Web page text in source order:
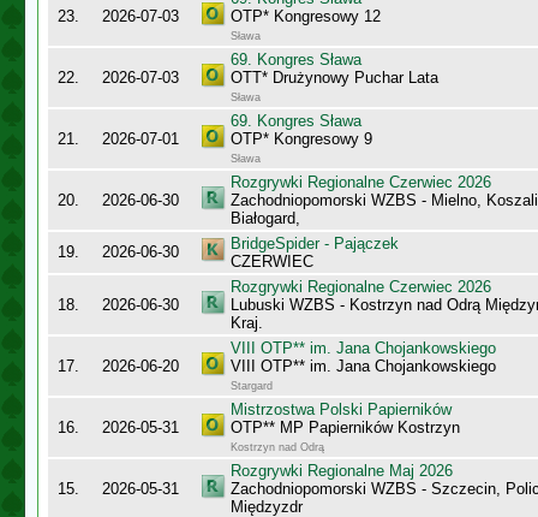
23. 2026-07-03
OTP* Kongresowy 12
Sława
22. 2026-07-03
69. Kongres Sława
OTT* Drużynowy Puchar Lata
Sława
21. 2026-07-01
69. Kongres Sława
OTP* Kongresowy 9
Sława
20. 2026-06-30
Rozgrywki Regionalne Czerwiec 2026
Zachodniopomorski WZBS - Mielno,
Białogard,
19.
2026-06-30
BridgeSpider - Pajączek
CZERWIEC
18. 2026-06-30
Rozgrywki Regionalne Czerwiec 2026
Lubuski WZBS - Kostrzyn nad Odrą
Kraj.
17. 2026-06-20
VIII OTP** im. Jana Chojankowskiego
VIII OTP** im. Jana Chojankowskiego
Stargard
16. 2026-05-31
Mistrzostwa Polski Papierników
OTP** MP Papierników Kostrzyn
Kostrzyn nad Odrą
15. 2026-05-31
Rozgrywki Regionalne Maj 2026
Zachodniopomorski WZBS - Szczecin,
Międzyzdr